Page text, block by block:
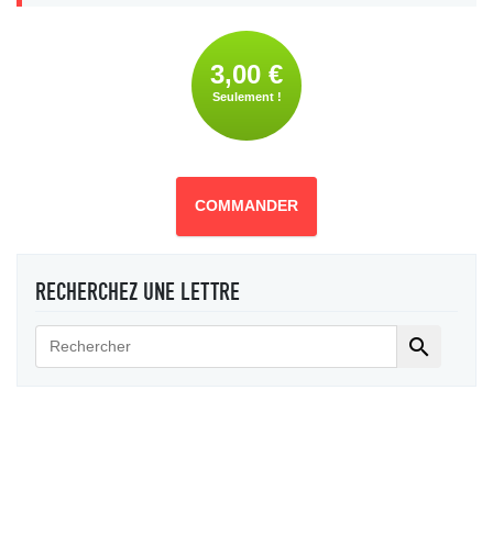
3,00 €
Seulement !
COMMANDER
RECHERCHEZ UNE LETTRE
